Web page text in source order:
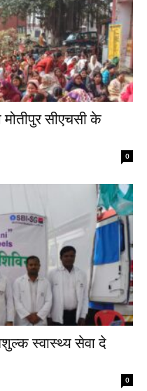
सीएचसी के
0
स्वास्थ्य सेवा दे
0